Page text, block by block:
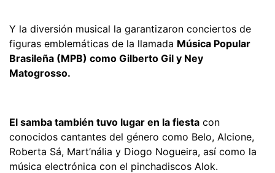
Y la diversión musical la garantizaron conciertos de
figuras emblemáticas de la llamada Música Popular
Brasileña (MPB) como Gilberto Gil y Ney
Matogrosso.
El samba también tuvo lugar en la fiesta con
conocidos cantantes del género como Belo, Alcione,
Roberta Sá, Mart’nália y Diogo Nogueira, así como la
música electrónica con el pinchadiscos Alok.